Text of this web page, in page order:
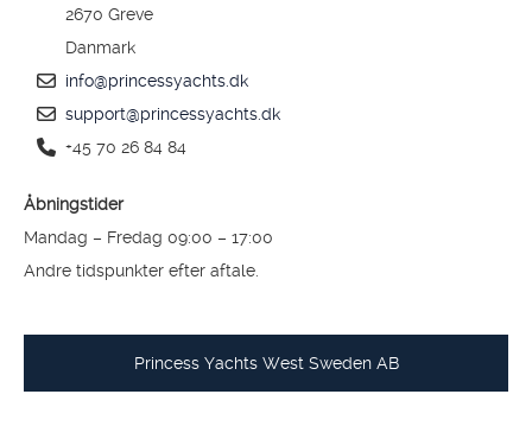
2670 Greve
Danmark
info@princessyachts.dk
support@princessyachts.dk
+45 70 26 84 84
Åbningstider
Mandag – Fredag 09:00 – 17:00
Andre tidspunkter efter aftale.
Princess Yachts West Sweden AB